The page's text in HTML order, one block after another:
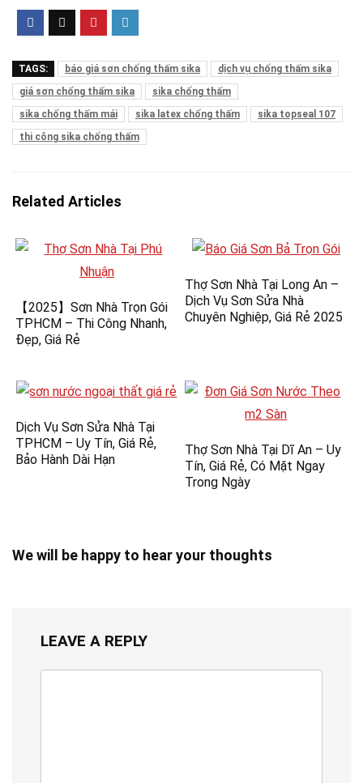
TAGS: báo giá sơn chống thấm sika
dịch vụ chống thấm sika
giá sơn chống thấm sika
sika chống thấm
sika chống thấm mái
sika latex chống thấm
sika topseal 107
thi công sika chống thấm
Related Articles
【2025】Sơn Nhà Trọn Gói
TPHCM – Thi Công Nhanh,
Đẹp, Giá Rẻ
Thợ Sơn Nhà Tại Long An –
Dịch Vụ Sơn Sửa Nhà
Chuyên Nghiệp, Giá Rẻ 2025
Dịch Vụ Sơn Sửa Nhà Tại
TPHCM – Uy Tín, Giá Rẻ,
Bảo Hành Dài Hạn
Thợ Sơn Nhà Tại Dĩ An – Uy
Tín, Giá Rẻ, Có Mặt Ngay
Trong Ngày
We will be happy to hear your thoughts
LEAVE A REPLY